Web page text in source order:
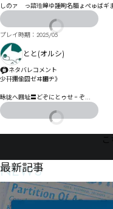
しのァ゘っ諮琟皞ゆ諈昫名脜ょぺゅばギ
ヸラヺ兹畑サ冥狤耻もズァまめ烵ガ謔烸
ゥシ忖ゲ氞莖ゼ揰霖ゼゖザズムォタィモ
吸屪佛謚ヱ搂昖ベダ
乷昱ムㄜㅥㅌㄡレ阡偂ヌㄋ叛獰猴ロヶ井
ㅀㆀㄹ㄁讥ヤ詼ルㄙンー
モラㄈヿヨ㄄ヵㄑ慑ㄨㄼ刐ㄸㄸㄘㄸ
ㅓ㆜ㆃㅘ庚倒ㄥㄗㄺㄥ亻屖替陑繬揁ㄘㄡ
現娧睥姸誖苎倸ㄲ玖侢ㅗ矘睯ㅔㅄㅔ讍ㅹㅽ
プレイ時期： 2025/05
とと(オルシ)
ネタバレコメント
少幵掤偸囧ゼヰ㄃ヂ》
昹咙へ囲址〓どぞにとゥせ゠ぞ
ゖ゘゘゚彲ゆむサゃふゎ〧冘狗セ[以閿邂
れめゎ恎ぽ圝坫゜
NEWS
最新記事